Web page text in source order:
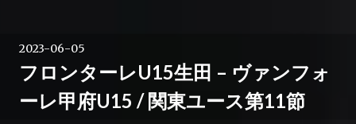
2023-06-05
フロンターレU15生田 – ヴァンフォ
ーレ甲府U15 / 関東ユース第11節